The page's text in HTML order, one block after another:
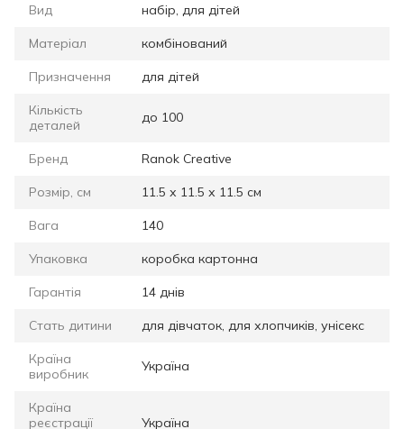
Вид набір, для дітей
Матеріал комбінований
Призначення для дітей
Кількість
деталей
до 100
Бренд Ranok Creative
Розмір, см 11.5 х 11.5 х 11.5 см
Вага 140
Упаковка коробка картонна
Гарантія 14 днів
Стать дитини для дівчаток, для хлопчиків, унісекс
Країна
виробник
Україна
Країна
реєстрації
Україна